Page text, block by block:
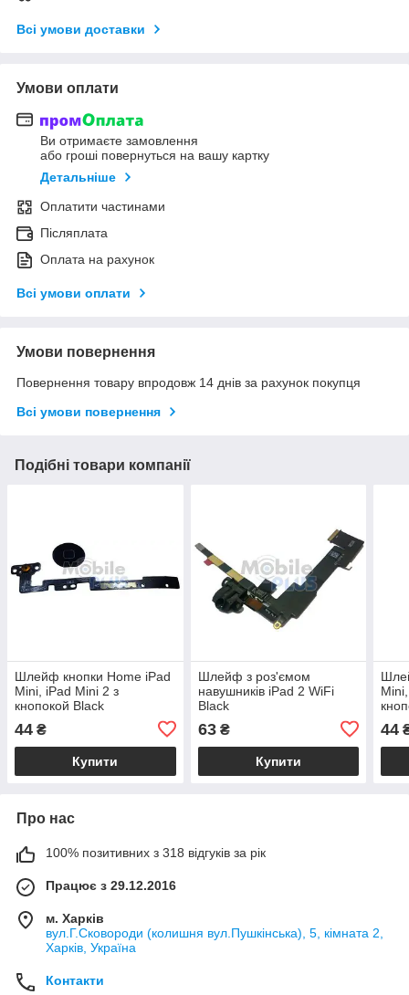
Всі умови доставки
Умови оплати
Ви отримаєте замовлення
або гроші повернуться на вашу картку
Детальніше
Оплатити частинами
Післяплата
Оплата на рахунок
Всі умови оплати
Умови повернення
Повернення товару впродовж 14 днів за рахунок покупця
Всі умови повернення
Подібні товари компанії
Шлейф кнопки Home iPad
Mini, iPad Mini 2 з
кнопокой Black
44 ₴
Купити
Шлейф з роз'ємом
навушників iPad 2 WiFi
Black
63₴
Купити
44
Про нас
100% позитивних з 318 відгуків за рік
Працює з 29.12.2016
м. Харків
вул.Г.Сковороди (колишня вул.Пушкінська), 5, кімната 2,
Харків, Україна
Контакти